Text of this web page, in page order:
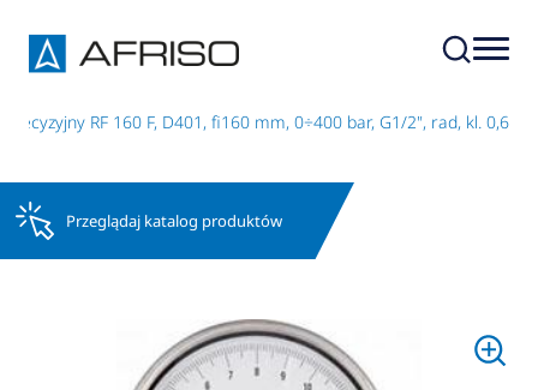
RF 160 F, D401, fi160 mm, 0÷400 bar, G1/2", rad, kl. 0,6
Przeglądaj katalog produktów